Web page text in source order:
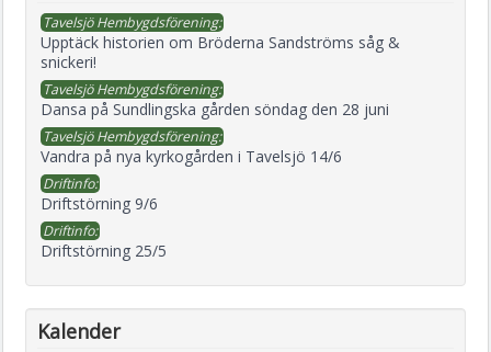
Tavelsjö Hembygdsförening:
Upptäck historien om Bröderna Sandströms såg &
snickeri!
Tavelsjö Hembygdsförening:
Dansa på Sundlingska gården söndag den 28 juni
Tavelsjö Hembygdsförening:
Vandra på nya kyrkogården i Tavelsjö 14/6
Driftinfo:
Driftstörning 9/6
Driftinfo:
Driftstörning 25/5
Kalender